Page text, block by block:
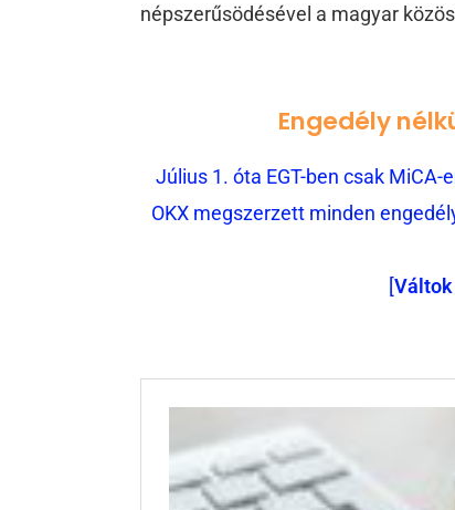
népszerűsödésével a magyar
Engedély
Július 1. óta EGT-ben csak
OKX megszerzett minden
[